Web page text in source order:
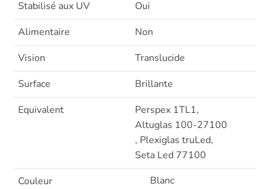
Stabilisé aux UV
Oui
Alimentaire
Non
Vision
Translucide
Surface
Brillante
Equivalent
Perspex 1TL1,
Altuglas 100-27100
, Plexiglas truLed,
Seta Led 77100
Couleur
Blanc